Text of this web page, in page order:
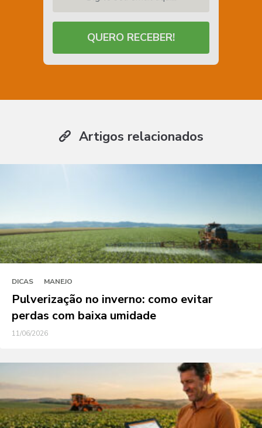
QUERO RECEBER!
Artigos relacionados
DICAS MANEJO
Pulverização no inverno: como evitar
perdas com baixa umidade
11/06/2026